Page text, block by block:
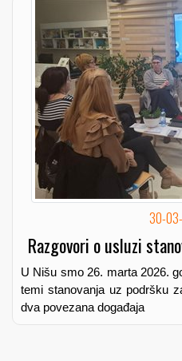
30-
Razgovori o usluzi
U Nišu smo 26. marta 2026.
temi stanovanja uz podršku
dva povezana događaja